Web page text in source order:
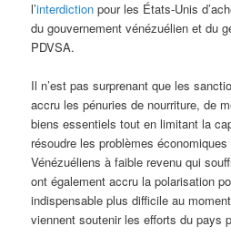
l’interdiction pour les États-Unis
du gouvernement vénézuélien et du
PDVSA.
Il n’est pas surprenant que les
accru les pénuries de nourriture, de
biens essentiels tout en limitant la
résoudre les problèmes
Vénézuéliens à faible revenu qui
ont également accru la polarisation
indispensable plus difficile au
viennent soutenir les efforts du pays